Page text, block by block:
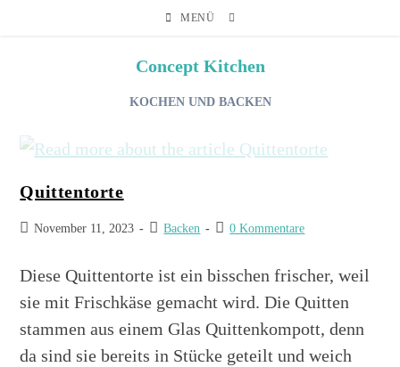
MENÜ
Concept Kitchen
KOCHEN UND BACKEN
Quittentorte
November 11, 2023 Backen 0 Kommentare
Diese Quittentorte ist ein bisschen frischer, weil
sie mit Frischkäse gemacht wird. Die Quitten
stammen aus einem Glas Quittenkompott, denn
da sind sie bereits in Stücke geteilt und weich